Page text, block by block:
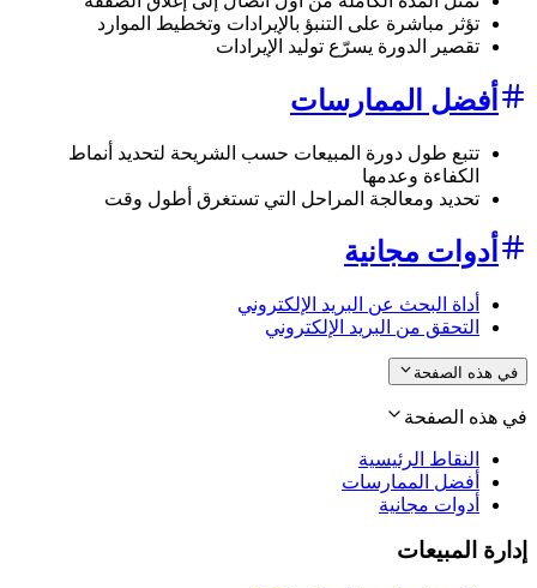
تؤثر مباشرة على التنبؤ بالإيرادات وتخطيط الموارد
تقصير الدورة يسرّع توليد الإيرادات
أفضل الممارسات
تتبع طول دورة المبيعات حسب الشريحة لتحديد أنماط
الكفاءة وعدمها
تحديد ومعالجة المراحل التي تستغرق أطول وقت
أدوات مجانية
أداة البحث عن البريد الإلكتروني
التحقق من البريد الإلكتروني
في هذه الصفحة
في هذه الصفحة
النقاط الرئيسية
أفضل الممارسات
أدوات مجانية
إدارة المبيعات